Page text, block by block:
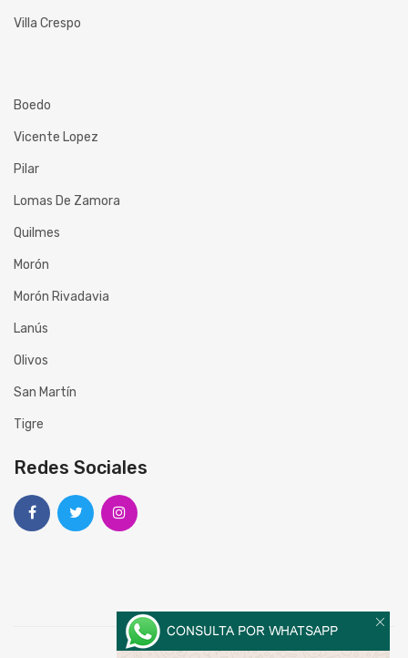
Villa Crespo
Boedo
Vicente Lopez
Pilar
Lomas De Zamora
Quilmes
Morón
Morón Rivadavia
Lanús
Olivos
San Martín
Tigre
Redes Sociales